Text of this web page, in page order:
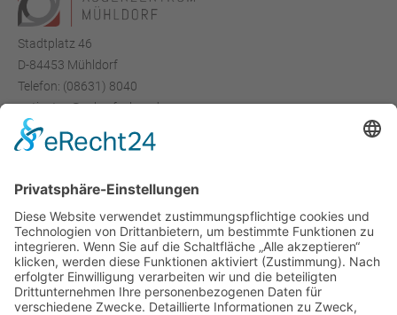
Stadtplatz 46
D-84453 Mühldorf
Telefon: (08631) 8040
‍patienten@scharfsehen.de
Leistungen
Lidkorrektur
Lidfehlstellung
Faltenglättung
Faltenbehandlung
Informationsmaterial